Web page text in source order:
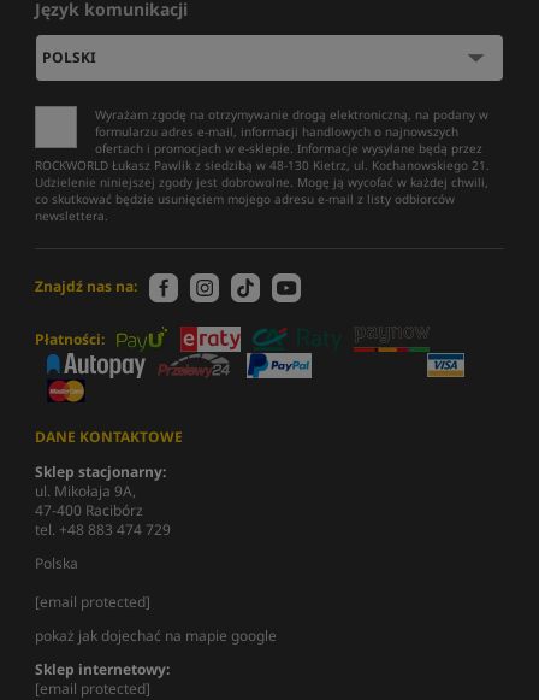
Język komunikacji
Wyrażam zgodę na otrzymywanie drogą elektroniczną, na podany w
formularzu adres e-mail, informacji handlowych o najnowszych
ofertach i promocjach w e-sklepie. Informacje wysyłane będą przez
ROCKWORLD Łukasz Pawlik z siedzibą w 48-130 Kietrz, ul. Kochanowskiego 21.
Udzielenie niniejszej zgody jest dobrowolne. Mogę ją wycofać w każdej chwili,
co skutkować będzie usunięciem mojego adresu e-mail z listy odbiorców
newslettera.
Znajdź nas na:
Płatności:
DANE KONTAKTOWE
Sklep stacjonarny:
ul. Mikołaja 9A,
47-400 Racibórz
tel. +48 883 474 729
Polska
[email protected]
pokaż jak dojechać na mapie google
Sklep internetowy:
[email protected]